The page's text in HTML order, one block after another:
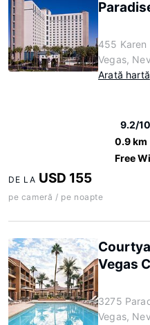
455 Karen
Vegas,
Arată hartă
9.2/10
0.9 km
Free
DE LA USD 155
pe cameră / pe noapte
Vegas
3275
Vegas,